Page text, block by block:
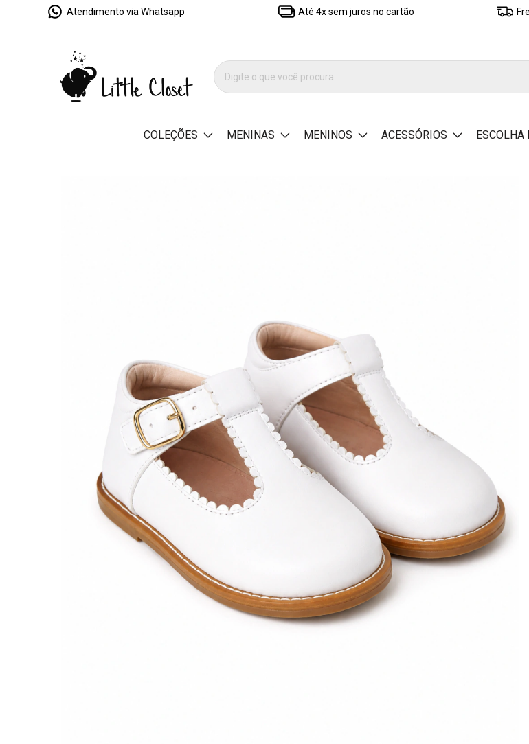
Atendimento via Whatsapp Até 4x sem juros no cartão
COLEÇÕES MENINAS MENINOS ACESSÓRIOS ESCOLHA